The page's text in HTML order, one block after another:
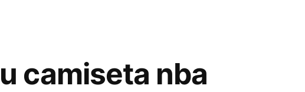
camiseta nba